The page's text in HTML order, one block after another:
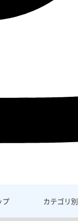
プ カテゴリ別